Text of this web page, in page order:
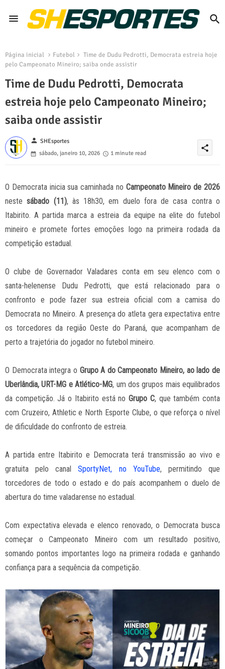
Página inicial Futebol
Time de Dudu Pedrotti, Democrata estreia hoje
pelo Campeonato Mineiro; saiba onde assistir
Time de Dudu Pedrotti, Democrata
estreia hoje pelo Campeonato Mineiro;
saiba onde assistir
person SHEsportes
sábado, janeiro 10, 2026
1 minute read
share
O Democrata inicia sua caminhada no Campeonato Mineiro de 2026
nestesábado (11), às 18h30, em duelo fora de casa contra o
Itabirito. A partida marca a estreia da equipe na elite do futebol
mineiro e promete fortes emoções logo na primeira rodada da
competição estadual.
O clube de Governador Valadares conta em seu elenco com o
santa-helenense Dudu Pedrotti, que está relacionado para o
confronto e pode fazer sua estreia oficial com a camisa do
Democrata no Mineiro. A presença do atleta gera expectativa entre
os torcedores da região Oeste do Paraná, que acompanham de
perto a trajetória do jogador no futebol mineiro.
O Democrata integra o Grupo A do Campeonato Mineiro, ao lado de
Uberlândia, URT-MG e Atlético-MG, um dos grupos mais equilibrados
da competição. Já o Itabirito está noGrupo C, que também conta
com Cruzeiro, Athletic e North Esporte Clube, o que reforça o nível
de dificuldade do confronto de estreia.
A partida entre Itabirito e Democrata terá transmissão ao vivo e
gratuita pelo canalSportyNet, no YouTube, permitindo que
torcedores de todo o estado e do país acompanhem o duelo de
abertura do time valadarense no estadual.
Com expectativa elevada e elenco renovado, o Democrata busca
começar o Campeonato Mineiro com um resultado positivo,
somando pontos importantes logo na primeira rodada e ganhando
confiança para a sequência da competição.